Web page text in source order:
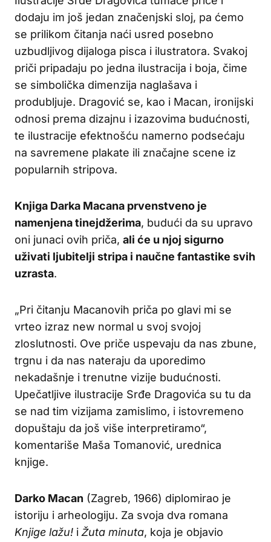
dodaju im još jedan značenjski sloj, pa ćemo
se prilikom čitanja naći usred posebno
uzbudljivog dijaloga pisca i ilustratora. Svakoj
priči pripadaju po jedna ilustracija i boja, čime
se simbolička dimenzija naglašava i
produbljuje. Dragović se, kao i Macan, ironijski
odnosi prema dizajnu i izazovima budućnosti,
te ilustracije efektnošću namerno podsećaju
na savremene plakate ili značajne scene iz
popularnih stripova.
Knjiga Darka Macana prvenstveno je
namenjena tinejdžerima, budući da su upravo
oni junaci ovih priča, ali će u njoj sigurno
uživati ljubitelji stripa i naučne fantastike svih
uzrasta.
„Pri čitanju Macanovih priča po glavi mi se
vrteo izraz new normal u svoj svojoj
zloslutnosti. Ove priče uspevaju da nas zbune,
trgnu i da nas nateraju da uporedimo
nekadašnje i trenutne vizije budućnosti.
Upečatljive ilustracije Srđe Dragovića su tu da
se nad tim vizijama zamislimo, i istovremeno
dopuštaju da još više interpretiramo“,
komentariše Maša Tomanović, urednica
knjige.
Darko Macan (Zagreb, 1966) diplomirao je
istoriju i arheologiju. Za svoja dva romana
Knjige lažu! i Žuta minuta, koja je objavio